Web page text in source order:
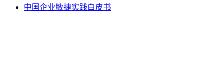
中国企业敏捷实践白皮书